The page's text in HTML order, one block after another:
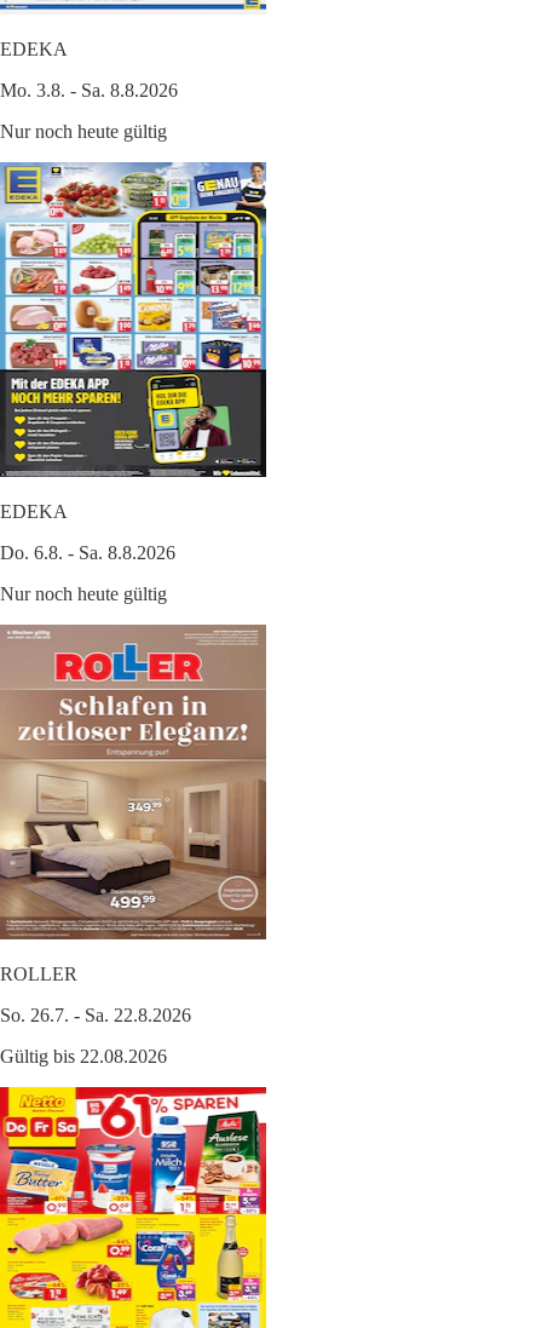
EDEKA
Mo. 3.8. - Sa. 8.8.2026
Nur noch heute gültig
EDEKA
Do. 6.8. - Sa. 8.8.2026
Nur noch heute gültig
ROLLER
So. 26.7. - Sa. 22.8.2026
Gültig bis 22.08.2026